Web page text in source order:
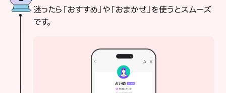
迷ったら「おすすめ」や「おまかせ」を使うとスムーズ
です。